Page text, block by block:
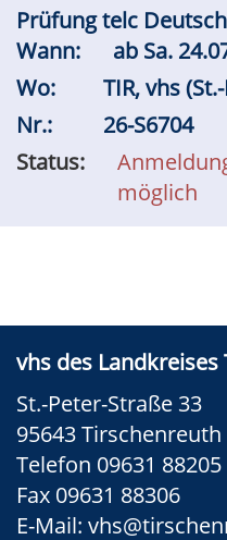
Prüfung telc
Wann:
ab Sa.
Wo:
TIR, vhs
Nr.:
26-S6704
Status:
möglich
vhs des
St.-Peter-Straße 33
95643 Tirschenreuth
Telefon 09631 88205
Fax 09631 88306
E-Mail: